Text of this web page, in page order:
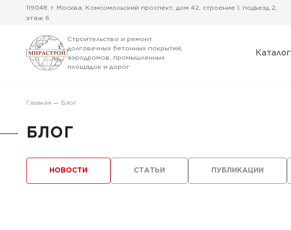
119048, г. Москва, Комсомольский проспект, дом 42, строение 1, подъезд 2,
этаж 6
Строительство и ремонт
долговечных бетонных покрытий,
аэродромов, промышленных
площадок и дорог
Каталог
Главная Блог
БЛОГ
ПУБЛИКАЦИИ
НОВОСТИ СТАТЬИ